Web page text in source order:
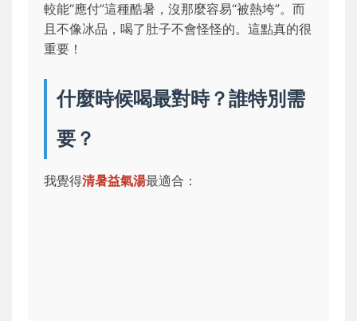
較能“應付”這種酷暑，沒那麼容易“被熱垮”。而
且不像冰品，喝了肚子不會怪怪的。這點真的很
重要！
什麼時候喝最對時？誰特別需
要？
我覺得清暑益氣湯最適合：